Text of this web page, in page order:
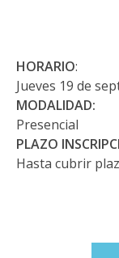
HORARIO:
Jueves 19 de
MODALIDAD:
Presencial
PLAZO
Hasta cubrir